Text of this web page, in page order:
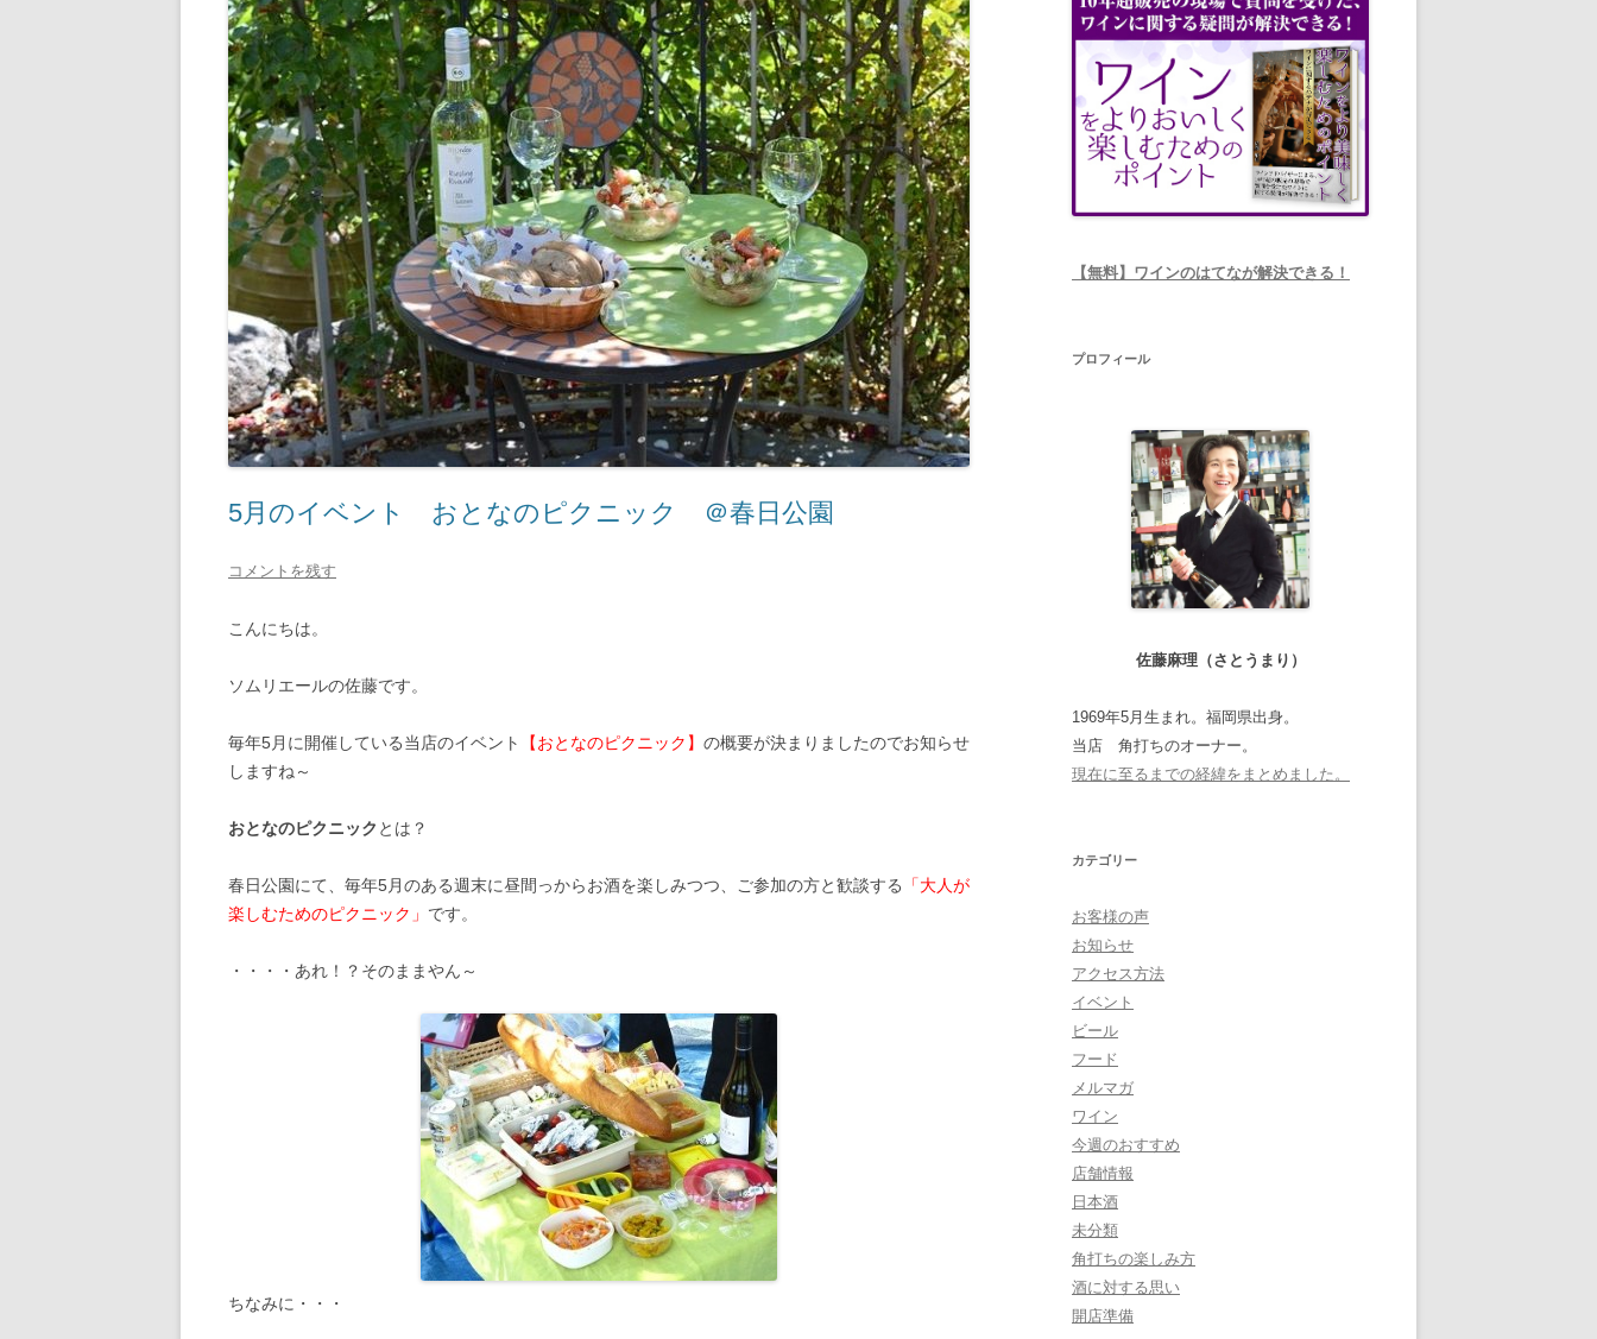
5月のイベント おとなのピクニック ＠春日公園
コメントを残す
こんにちは。
ソムリエールの佐藤です。
毎年5月に開催している当店のイベント 【おとなのピクニック】 の概要が決まりましたのでお知らせ
しますね～
おとなのピクニック とは？
春日公園にて、毎年5月のある週末に昼間っからお酒を楽しみつつ、ご参加の方と歓談する
「大人が
楽しむためのピクニック」 です。
・・・・あれ！？そのままやん～
ちなみに・・・
【無料】ワインのはてなが解決できる！
プロフィール
佐藤麻理（さとうまり）
1969年5月生まれ。福岡県出身。
当店 角打ちのオーナー。
現在に至るまでの経緯をまとめました。
カテゴリー
お客様の声
お知らせ
アクセス方法
イベント
ビール
フード
メルマガ
ワイン
今週のおすすめ
店舗情報
日本酒
未分類
角打ちの楽しみ方
酒に対する思い
開店準備